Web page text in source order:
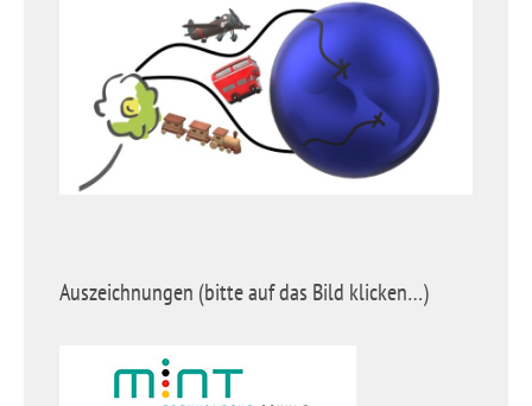
Auszeichnungen (bitte auf das Bild klicken…)